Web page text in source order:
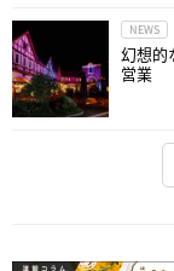
NEWS
幻想的
営業